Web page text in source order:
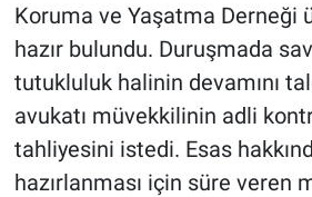
Koruma ve Yaşatma Derneği
hazır bulundu. Duruşmada
tutukluluk halinin devamını
avukatı müvekkilinin adli
tahliyesini istedi. Esas
hazırlanması için süre veren